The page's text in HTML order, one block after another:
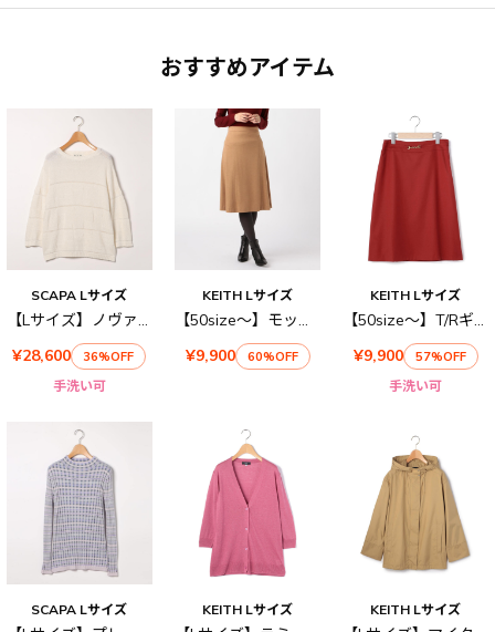
おすすめアイテム
SCAPA Lサイズ
【Lサイズ】ノヴァニットプルオーバー
¥28,600
36%OFF
手洗い可
KEITH Lサイズ
【50size～】モックロディースカート
¥9,900
60%OFF
KEITH Lサイズ
【50size～】T/Rギャバストレッチ スカート
¥9,900
57%OFF
手洗い可
SCAPA Lサイズ KEITH Lサイズ KEITH Lサイズ